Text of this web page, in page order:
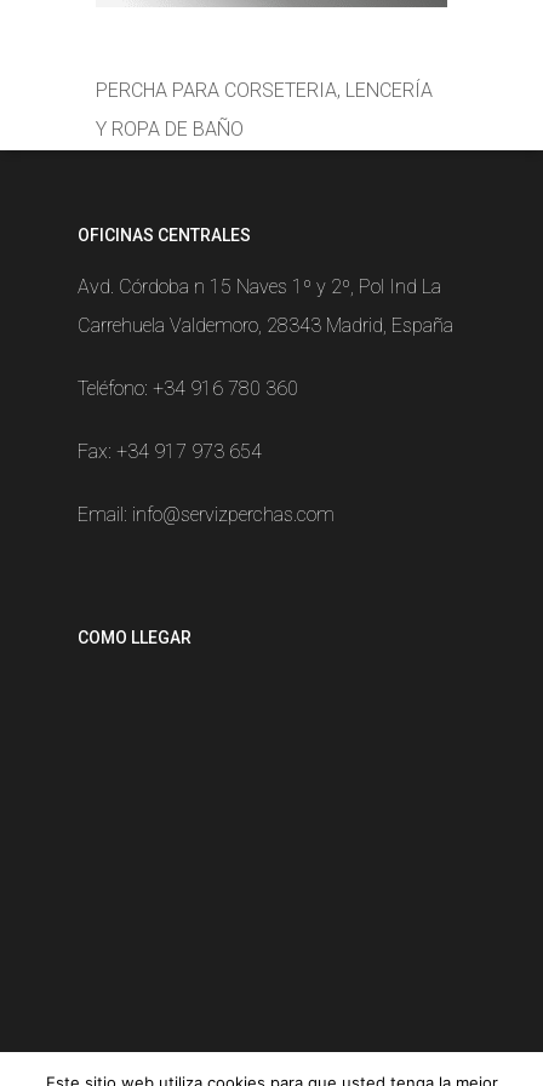
PERCHA PARA CORSETERIA, LENCERÍA
Y ROPA DE BAÑO
OFICINAS CENTRALES
Avd. Córdoba n 15 Naves 1º y 2º, Pol Ind La
Carrehuela Valdemoro, 28343 Madrid, España
Teléfono: +34 916 780 360
Fax: +34 917 973 654
Email: info@servizperchas.com
COMO LLEGAR